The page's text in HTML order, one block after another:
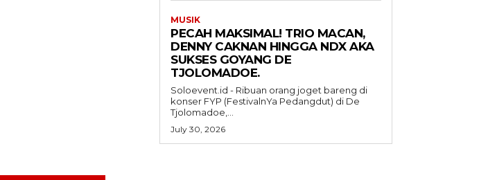
MUSIK
PECAH MAKSIMAL! TRIO MACAN,
DENNY CAKNAN HINGGA NDX AKA
SUKSES GOYANG DE
TJOLOMADOE.
Soloevent.id - Ribuan orang joget bareng di
konser FYP (FestivalnYa Pedangdut) di De
Tjolomadoe,...
July 30, 2026